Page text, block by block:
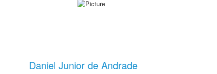
Daniel Junior de Andrade